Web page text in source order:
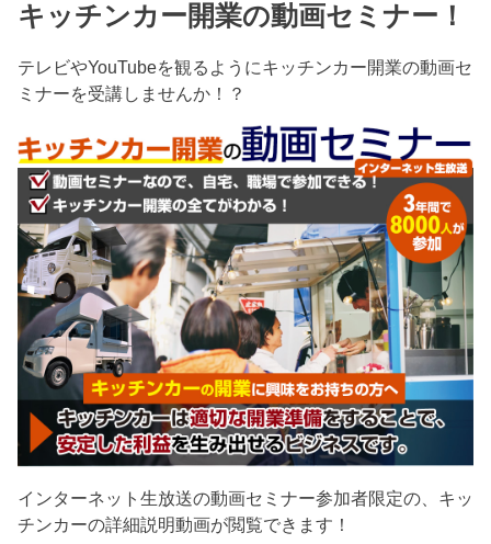
キッチンカー開業の動画セミナー！
テレビやYouTubeを観るようにキッチンカー開業の動画セ
ミナーを受講しませんか！？
インターネット生放送の動画セミナー参加者限定の、キッ
チンカーの詳細説明動画が閲覧できます！